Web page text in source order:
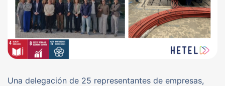
Una delegación de 25 representantes de empresas,